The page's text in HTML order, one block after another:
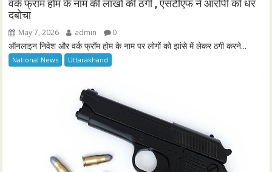
वर्क फ्रॉम होम के नाम की लाखो की ठगी , एसटीएफ ने आरोपी को धर
दबोचा
May 7, 2026 admin 0
ऑनलाइन निवेश और वर्क फ्रॉम होम के नाम पर लोगों को झांसे में लेकर ठगी करने...
National News Uttarakhand